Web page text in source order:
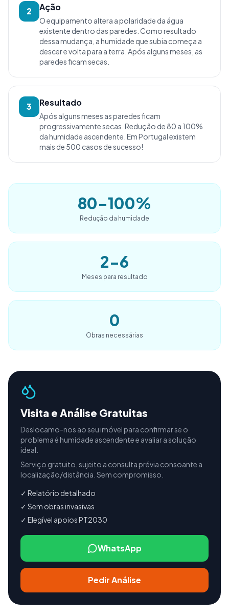
2 Ação
O equipamento altera a polaridade da água
existente dentro das paredes. Como resultado
dessa mudança, a humidade que subia começa a
descer e volta para a terra. Após alguns meses, as
paredes ficam secas.
3 Resultado
Após alguns meses as paredes ficam
progressivamente secas. Redução de 80 a 100%
da humidade ascendente. Em Portugal existem
mais de 500 casos de sucesso!
80-100%
Redução da humidade
2-6
Meses para resultado
0
Obras necessárias
Visita e Análise Gratuitas
Deslocamo-nos ao seu imóvel para confirmar se o
problema é humidade ascendente e avaliar a solução
ideal.
Serviço gratuito, sujeito a consulta prévia consoante a
localização/distância. Sem compromisso.
✓ Relatório detalhado
✓ Sem obras invasivas
✓ Elegível apoios PT2030
WhatsApp
Pedir Análise